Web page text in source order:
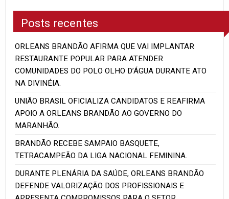
Posts recentes
ORLEANS BRANDÃO AFIRMA QUE VAI IMPLANTAR
RESTAURANTE POPULAR PARA ATENDER
COMUNIDADES DO POLO OLHO D’ÁGUA DURANTE ATO
NA DIVINÉIA.
UNIÃO BRASIL OFICIALIZA CANDIDATOS E REAFIRMA
APOIO A ORLEANS BRANDÃO AO GOVERNO DO
MARANHÃO.
BRANDÃO RECEBE SAMPAIO BASQUETE,
TETRACAMPEÃO DA LIGA NACIONAL FEMININA.
DURANTE PLENÁRIA DA SAÚDE, ORLEANS BRANDÃO
DEFENDE VALORIZAÇÃO DOS PROFISSIONAIS E